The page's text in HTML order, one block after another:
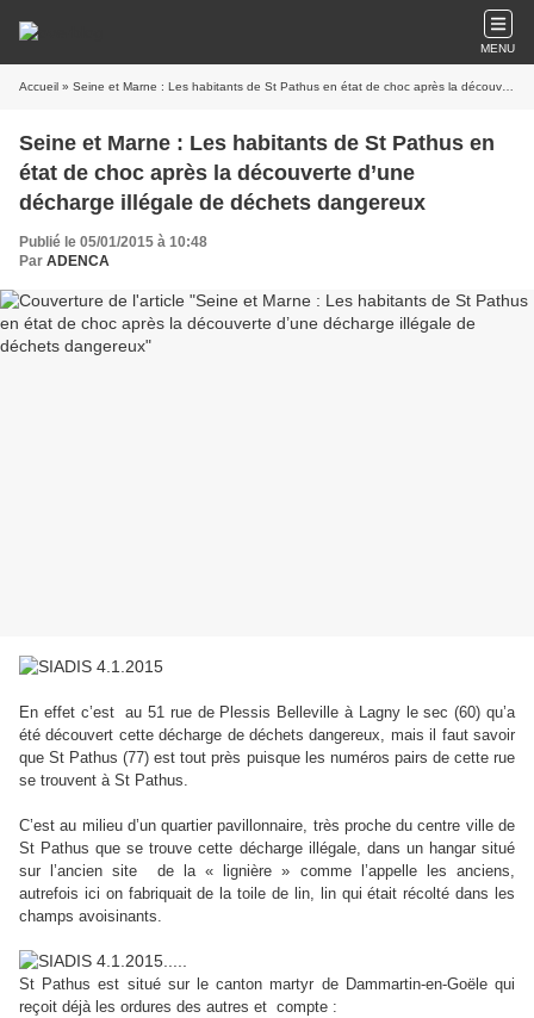
MENU
Accueil » Seine et Marne : Les habitants de St Pathus en état de choc après la découverte d’une décharge illégale de déchets dangereux
Seine et Marne : Les habitants de St Pathus en
état de choc après la découverte d’une
décharge illégale de déchets dangereux
Publié le 05/01/2015 à 10:48
Par ADENCA
En effet c’est au 51 rue de Plessis Belleville à Lagny le sec (60) qu’a
été découvert cette décharge de déchets dangereux, mais il faut savoir
que St Pathus (77) est tout près puisque les numéros pairs de cette rue
se trouvent à St Pathus.
C’est au milieu d’un quartier pavillonnaire, très proche du centre ville de
St Pathus que se trouve cette décharge illégale, dans un hangar situé
sur l’ancien site de la « lignière » comme l’appelle les anciens,
autrefois ici on fabriquait de la toile de lin, lin qui était récolté dans les
champs avoisinants.
St Pathus est situé sur le canton martyr de Dammartin-en-Goële qui
reçoit déjà les ordures des autres et compte :